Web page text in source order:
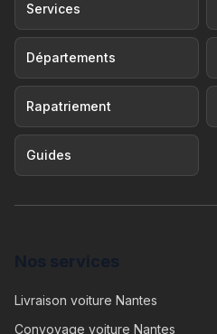
Services
Départements
Rapatriement
Guides
Livraison voiture Nantes
Convoyage voiture Nantes